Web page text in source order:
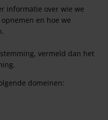
informatie over wie we
en hoe we
vermeld dan het
domeinen: